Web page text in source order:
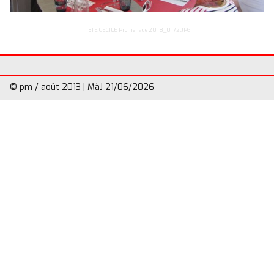
Divers▼
STE CECILE Promenade 2018_0172.JPG
© pm / août 2013 | MàJ 21/06/2026